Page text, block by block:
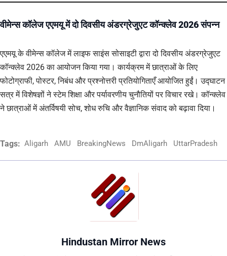
वीमेन्स कॉलेज एएमयू में दो दिवसीय अंडरग्रेजुएट कॉन्क्लेव 2026 संपन्न
एएमयू के वीमेन्स कॉलेज में लाइफ साइंस सोसाइटी द्वारा दो दिवसीय अंडरग्रेजुएट
कॉन्क्लेव 2026 का आयोजन किया गया। कार्यक्रम में छात्राओं के लिए
फोटोग्राफी, पोस्टर, निबंध और प्रश्नोत्तरी प्रतियोगिताएँ आयोजित हुईं। उद्घाटन
सत्र में विशेषज्ञों ने स्टेम शिक्षा और पर्यावरणीय चुनौतियों पर विचार रखे। कॉन्क्लेव
ने छात्राओं में अंतर्विषयी सोच, शोध रुचि और वैज्ञानिक संवाद को बढ़ावा दिया।
Tags: Aligarh AMU BreakingNews DmAligarh UttarPradesh
Hindustan Mirror News